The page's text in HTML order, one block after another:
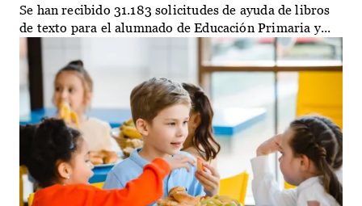
Se han recibido 31.183 solicitudes de ayuda de libros
de texto para el alumnado de Educación Primaria y...